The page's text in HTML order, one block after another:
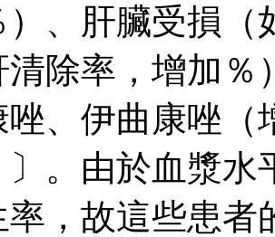
）、肝臟受損
清除率，增加％
唑、伊曲康唑（
〕。由於血漿
，故這些患者